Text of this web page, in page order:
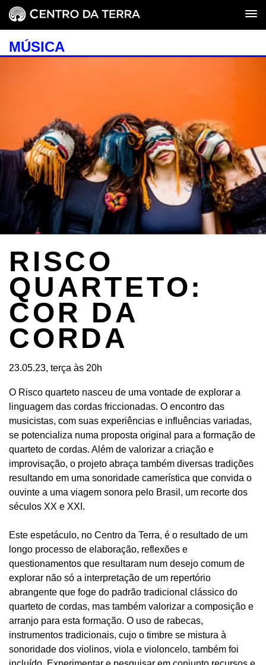
MÚSICA
RISCO
QUARTETO:
COR DA
CORDA
23.05.23, terça às 20h
O Risco quarteto nasceu de uma vontade de explorar a
linguagem das cordas friccionadas. O encontro das
musicistas, com suas experiências e influências variadas,
se potencializa numa proposta original para a formação de
quarteto de cordas. Além de valorizar a criação e
improvisação, o projeto abraça também diversas tradições
resultando em uma sonoridade camerística que convida o
ouvinte a uma viagem sonora pelo Brasil, um recorte dos
séculos XX e XXI.
Este espetáculo, no Centro da Terra, é o resultado de um
longo processo de elaboração, reflexões e
questionamentos que resultaram num desejo comum de
explorar não só a interpretação de um repertório
abrangente que foge do padrão tradicional clássico do
quarteto de cordas, mas também valorizar a composição e
arranjo para esta formação. O uso de rabecas,
instrumentos tradicionais, cujo o timbre se mistura à
sonoridade dos violinos, viola e violoncelo, também foi